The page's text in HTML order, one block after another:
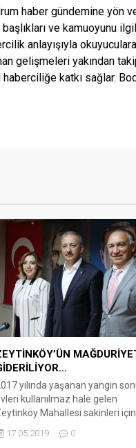
haber gündemine yön
ve kamuoyunu
anlayışıyla
gelişmeleri yakından
katkı sağlar.
yılında yaşanan yangın
kullanılmaz hale gelen
Mahallesi sakinleri
Yelda Erol Gökcan ve AK
17.05.2019 0